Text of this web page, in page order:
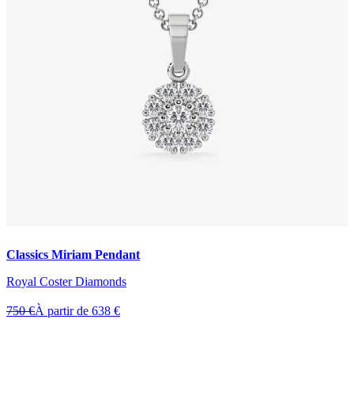
Classics Miriam Pendant
Royal Coster Diamonds
750 €À partir de 638 €